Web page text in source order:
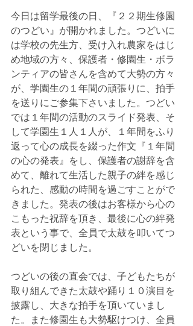
今日は留学最後の日、『２２期生修園
のつどい』が開かれました。つどいに
は学校の先生方、受け入れ農家をはじ
め地域の方々、保護者・修園生・ボラ
ンティアの皆さんを含めて大勢の方々
が、学園生の１年間の頑張りに、拍手
を送りにご参集下さいました。つどい
では１年間の活動のスライド発表、そ
して学園生１人１人が、１年間をふり
返って心の成長を綴った作文『１年間
の心の発表』をし、保護者の謝辞を含
めて、離れて生活した親子の絆を感じ
られた、感動の時間を過ごすことがで
きました。発表の後はお客様から心の
こもった祝辞を頂き、最後に心の絆発
表という事で、全員で太鼓を叩いてつ
どいを閉じました。
つどいの後の直会では、子どもたちが
取り組んできた太鼓や踊り１０演目を
披露し、大きな拍手を頂いていまし
た。また修園生も大勢駆けつけ、全員